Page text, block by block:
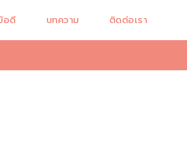
อดี บทความ ติดต่อเรา